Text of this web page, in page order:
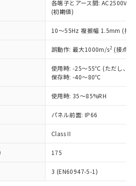
各端子とアース間: AC2500V
(初期値)
10～55Hz 複振幅 1.5mm (接
誤動作: 最大1000m/s2 (接点
使用時: -25～55℃ (ただし、氷
保存時: -40～80℃
使用時: 35～85%RH
パネル前面: IP66
Class II
175
3 (EN60947-5-1)
期状況および標準価格はお客
引先、またはお客様担当のオ
御機器販売店・当社販売員に
制御機器販売店や当社販売拠
販売ネットワーク
」をご確認
および標準価格結果を当社の
諾なく第三者に漏洩または開
ツ機能（部品リスト作成サー
ご利用いただくには、I-Web
ズにご登録されている必要が
当ウェブサイト上で当社にご
た部品リストについて、当社
社の共同利用者が、当社の製
以下、フタル酸ビス(2-エチルヘキシ
DOP) 1000ppm以下、フタル酸ブチ
） 1000ppm以下、フタル酸ジブチル
以下、フタル酸ジイソブチル
産業用監視および制御機器に対する
類の４物質については閾値を超える意
とを確認しています。
替え状況などにより、予定
ことがあります。
明書ダウンロード
) : 1000ppm、 PBBs(ポリ臭化ビフェ
、 PBDEs(ポリ臭化ジフェニルエーテ
、 BBP(フタル酸ブチルベンジ
ス(2-エチルヘキシル)) : 1000ppm
用期限
質（10物質）のすべてが基
ることを示します。
使用状況下において有害物
えいし、環境に深刻な影響を
を意味します。
認です。当社販売部門へお問
い。
制貨物を破棄する場合は、完
要な手段を講じます。
社製品を、核兵器、ミサイ
兵器、生物兵器またはその他
にこれらの製造装置等に一切
貴社製品を第三者に販売する
上記1、2および3の内容を当
に通知します。また当社は、
よび販売に係わる関係者が違
するおそれがある場合は、取
いたしません。
数以上の在庫あり
数には満たないが在庫あり
なし(最新の在庫状況につ
は、お客様のお取引先、ま
お客様担当のオムロン制御
販売店・当社販売員にご確
生産機種、また在庫状況の
を公開していない機種